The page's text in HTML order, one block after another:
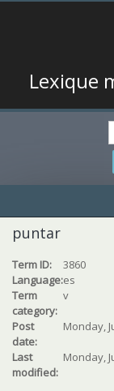
Lexique
puntar
Term ID:
3860
Language:es
Term
category:
v
Post
date:
Monday,
Last
modified:
Monday,